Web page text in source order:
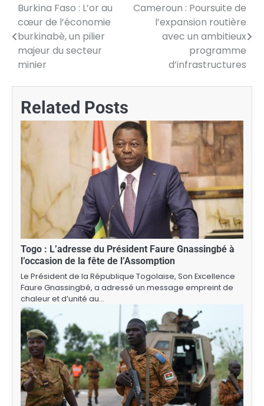
Navigation
de
l’article
Burkina Faso : L’or au
cœur de l’économie
burkinabè, un pilier
majeur du secteur
minier
Cameroun : Poursuite de
l’expansion routière
avec un ambitieux
programme
d’infrastructures
Related Posts
Togo : L’adresse du Président Faure Gnassingbé à
l’occasion de la fête de l’Assomption
Le Président de la République Togolaise, Son Excellence
Faure Gnassingbé, a adressé un message empreint de
chaleur et d’unité au…